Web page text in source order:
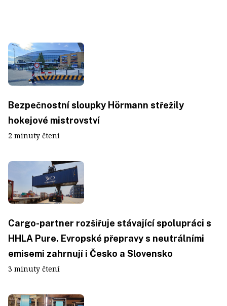
Bezpečnostní sloupky Hörmann střežily
hokejové mistrovství
2 minuty čtení
Cargo-partner rozšiřuje stávající spolupráci s
HHLA Pure. Evropské přepravy s neutrálními
emisemi zahrnují i Česko a Slovensko
3 minuty čtení